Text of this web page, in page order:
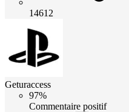
14612
Geturaccess
97%
Commentaire positif